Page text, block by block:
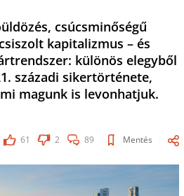
csúcsminőségű
kapitalizmus – és
különös elegyből
századi sikertörténete,
magunk is levonhatjuk.
61 2 89 Mentés